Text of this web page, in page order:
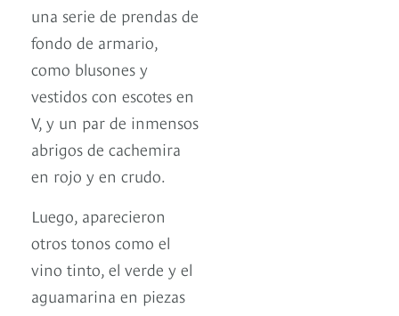
una serie de prendas de
fondo de armario,
como blusones y
vestidos con escotes en
V, y un par de inmensos
abrigos de cachemira
en rojo y en crudo.
Luego, aparecieron
otros tonos como el
vino tinto, el verde y el
aguamarina en piezas